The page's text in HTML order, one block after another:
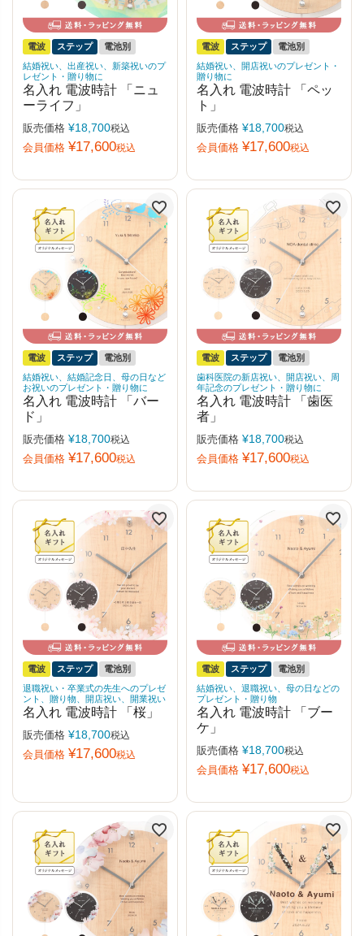
電波 ステップ
電池別
結婚祝い、出産祝い、新築祝いのプ
レゼント・贈り物に
名入れ 電波時計 「ニュ
ーライフ」
販売価格 ¥18,700税込
会員価格 ¥17,600税込
電波 ステップ
電池別
結婚祝い、開店祝いのプレゼント・
贈り物に
名入れ 電波時計 「ペッ
ト」
販売価格 ¥18,700税込
会員価格 ¥17,600税込
電波 ステップ
電池別
結婚祝い、結婚記念日、母の日など
お祝いのプレゼント・贈り物に
名入れ 電波時計 「バー
ド」
販売価格 ¥18,700税込
会員価格 ¥17,600税込
電波 ステップ
電池別
歯科医院の新店祝い、開店祝い、周
年記念のプレゼント・贈り物に
名入れ 電波時計 「歯医
者」
販売価格 ¥18,700税込
会員価格 ¥17,600税込
電波 ステップ
電池別
退職祝い・卒業式の先生へのプレゼ
ント、贈り物、開店祝い、開業祝い
名入れ 電波時計 「桜」
販売価格 ¥18,700税込
会員価格 ¥17,600税込
電波 ステップ
電池別
結婚祝い、退職祝い、母の日などの
プレゼント・贈り物
名入れ 電波時計 「ブー
ケ」
販売価格 ¥18,700税込
会員価格 ¥17,600税込